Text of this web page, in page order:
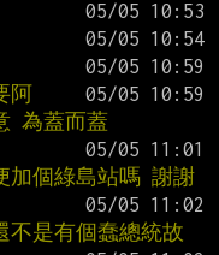
阿
為蓋而蓋
加個綠島站嗎 謝謝
不是有個蠢總統故